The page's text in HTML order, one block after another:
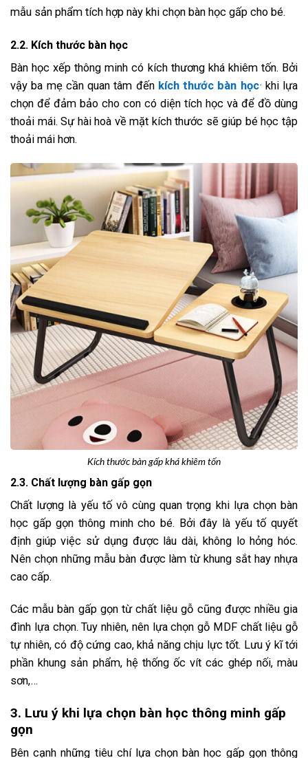
mẫu sản phẩm tích hợp này khi chọn bàn học gấp cho bé.
2.2. Kích thước bàn học
Bàn học xếp thông minh có kích thương khá khiêm tốn. Bởi
vậy ba mẹ cần quan tâm đến kích thước bàn học· khi lựa
chọn để đảm bảo cho con có diện tích học và để đồ dùng
thoải mái. Sự hài hoà về mặt kích thước sẽ giúp bé học tập
thoải mái hơn.
Kích thước bàn gấp khá khiêm tốn
2.3. Chất lượng bàn gấp gọn
Chất lượng là yếu tố vô cùng quan trọng khi lựa chọn bàn
học gấp gọn thông minh cho bé. Bởi đây là yếu tố quyết
định giúp việc sử dụng được lâu dài, không lo hỏng hóc.
Nên chọn những mẫu bàn được làm từ khung sắt hay nhựa
cao cấp.
Các mẫu bàn gấp gọn từ chất liệu gỗ cũng được nhiều gia
đình lựa chọn. Tuy nhiên, nên lựa chọn gỗ MDF chất liệu gỗ
tự nhiên, có độ cứng cao, khả năng chịu lực tốt. Lưu ý kĩ tới
phần khung sản phẩm, hệ thống ốc vít các ghép nối, màu
sơn,…
3. Lưu ý khi lựa chọn bàn học thông minh gấp
gọn
Bên cạnh những tiêu chí lựa chọn bàn học gấp gọn thông